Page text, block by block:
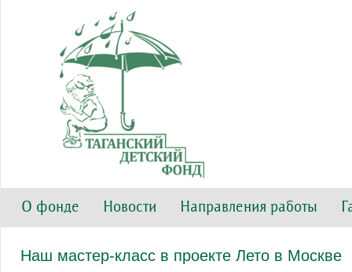
О фонде Новости Направления работы
Наш мастер-класс в проекте Лето в Москве